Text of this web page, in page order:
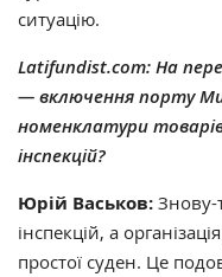
ситуацію.
Latifundist.com: На
— включення порту
номенклатури
інспекцій?
Юрій Васьков: Знову-
інспекцій, а
простої суден. Це